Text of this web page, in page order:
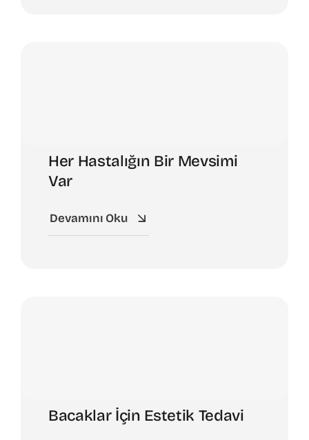
Her Hastalığın Bir Mevsimi
Var
Devamını Oku
Bacaklar İçin Estetik Tedavi